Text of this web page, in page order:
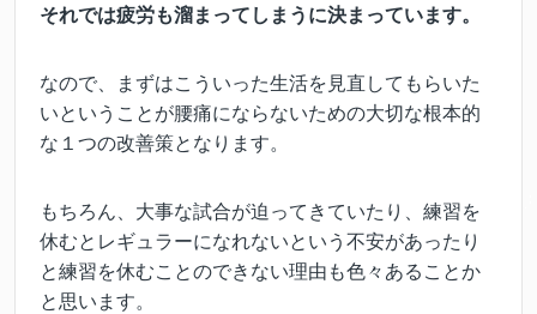
それでは疲労も溜まってしまうに決まっています。
なので、まずはこういった生活を見直してもらいた
いということが腰痛にならないための大切な根本的
な１つの改善策となります。
もちろん、大事な試合が迫ってきていたり、練習を
休むとレギュラーになれないという不安があったり
と練習を休むことのできない理由も色々あることか
と思います。